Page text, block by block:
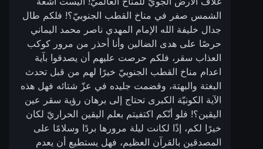
الشمس صفر في مناخ القطب الجنوبيّ؟! فلكم طال
جدال خليفة الله الإمام المهدي ناصر محمد اليماني
حرصًا على هدى الضالين وأنا أحذر من مرور كوكب
العذاب سقر، فلكم حرصت عليهم أن يصدقوا بآية
اعدام مناخ القطب الجنوبيّ خيرًا لهم من قبل تحدث
البغتة والبهتة، وقضمت جليده في عزّ شتائه فهل هذه
الآية الكونيّة الكبرى تحتاج إلى برهان رؤية سقر عين
اليقين؟! فلو أنّكم اكتفيتم بعلم اليقين الحراريّ لكان
خيرًا لكم، إذًا لكانت ليلة مرورها بردًا وسلامًا على
المصدقين بالقرآن العظيم، فهل يستطيع أن يعدم